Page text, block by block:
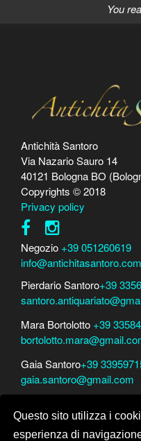
Questo sito utilizza i
esperienza di
You
Antichità Santoro
Via Nazario Sauro 14
40121 Bologna BO
Copyrights © 2018
Privacy policy
Negozio +39 051260619
info@antichitasantoro.com
Pierdario Santoro+39
Mara Bortolotto +39
Gaia Santoro+39
gaia.santoro@gmail.com
Mara Bortolotto
Dario Santoro